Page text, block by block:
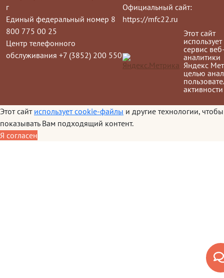
г
Единый федеральный номер 8
800 775 00 25
Центр телефонного
обслуживания +7 (3852) 200 550
Официальный сайт:
https://mfc22.ru
Этот сайт
использует
сервис
аналитики
Яндекс
целью
активности
Этот сайт использует cookie-файлы и другие технологии, чтобы
показывать Вам подходящий контент.
Я согласен